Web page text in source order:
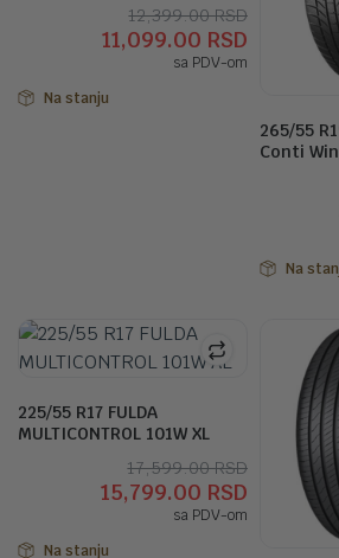
12,399.00RSD
cena
je
11,099.00 RSD
Trenutna
cena
je:
sa PDV-om
Na stanju
265/55
Conti Win
Na
225/55 R17 FULDA
MULTICONTROL 101W XL
17,599.00RSD
cena
je
15,799.00 RSD
Trenutna
cena
je:
sa PDV-om
Na stanju